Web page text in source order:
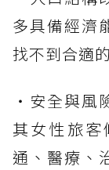
多具備經濟
找不到合適
・安全與風
其女性旅
通、醫療、